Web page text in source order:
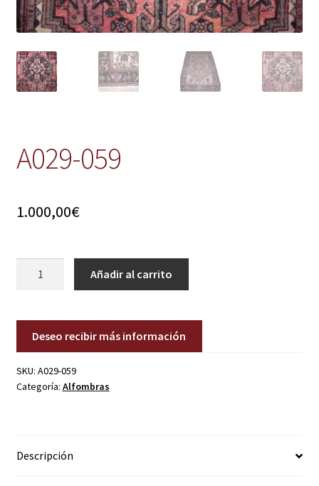
A029-059
1.000,00€
Añadir al carrito
Deseo recibir más información
SKU: A029-059
Categoría: Alfombras
Descripción